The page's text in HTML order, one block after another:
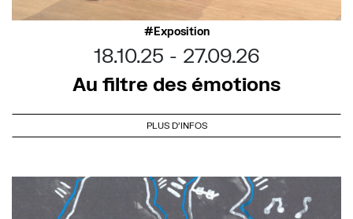
Exposition
18.10.25
27.09.26
Au filtre des émotions
PLUS D'INFOS